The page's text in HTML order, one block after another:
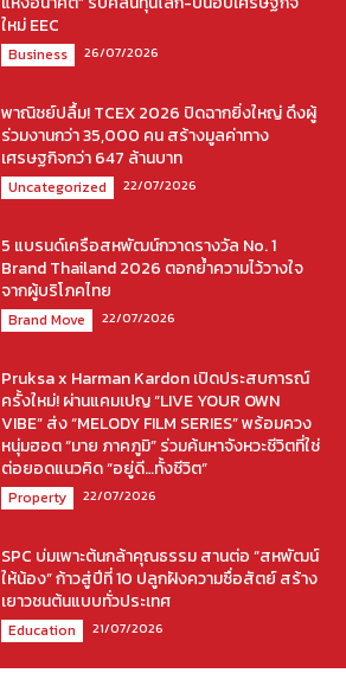
ใหม่ EEC
Business 26/07/2026
พาณิชย์ปลื้ม! TCEX 2026 ปิดฉากยิ่งใหญ่ ดึงผู้
ร่วมงานกว่า 35,000 คน สร้างมูลค่าทาง
เศรษฐกิจกว่า 647 ล้านบาท
Uncategorized 22/07/2026
5 แบรนด์เครือสหพัฒน์กวาดรางวัล No. 1
Brand Thailand 2026 ตอกย้ำความไว้วางใจ
จากผู้บริโภคไทย
Brand Move 22/07/2026
Pruksa x Harman Kardon เปิดประสบการณ์
ครั้งใหม่! ผ่านแคมเปญ “LIVE YOUR OWN
VIBE” ส่ง “MELODY FILM SERIES” พร้อมควง
หนุ่มฮอต “มาย ภาคภูมิ” ร่วมค้นหาจังหวะชีวิตที่ใช่
ต่อยอดแนวคิด “อยู่ดี…ทั้งชีวิต”
Property 22/07/2026
SPC บ่มเพาะต้นกล้าคุณธรรม สานต่อ “สหพัฒน์
ให้น้อง” ก้าวสู่ปีที่ 10 ปลูกฝังความซื่อสัตย์ สร้าง
เยาวชนต้นแบบทั่วประเทศ
Education 21/07/2026